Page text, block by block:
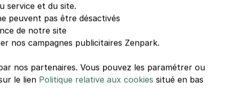
Autres événements de Grenoble
Concert The Music of Hans Zimmer
Spectacle Bérengère Krief
Spectacle Caroline Estremo
service et du site.
peuvent pas être désactivés
de notre site
nos campagnes publicitaires Zenpark.
nos partenaires. Vous pouvez les paramétrer ou
le lien Politique relative aux cookies situé en bas